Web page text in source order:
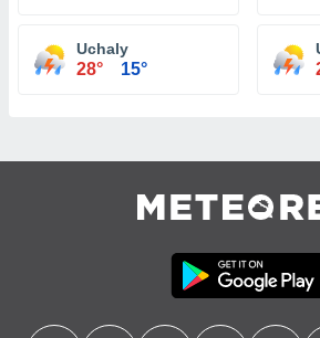
Uchaly
28° 15°